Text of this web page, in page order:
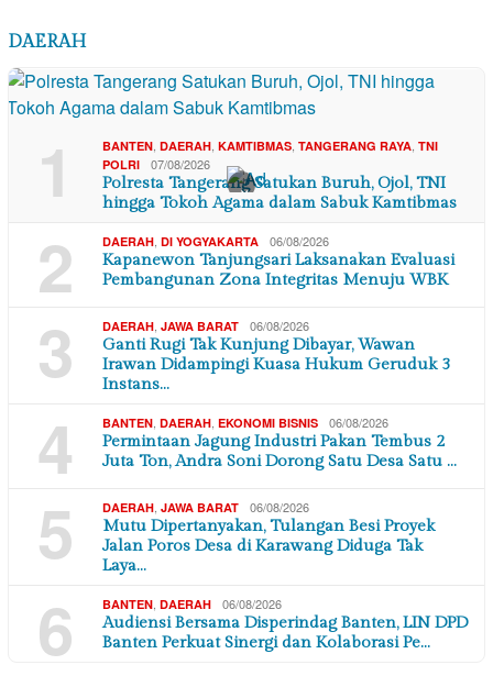
DAERAH
1 BANTEN DAERAH KAMTIBMAS TANGERANG RAYA TNI
POLRI
07/08/2026
Polresta Tangerang Satukan Buruh, Ojol, TNI
hingga Tokoh Agama dalam Sabuk Kamtibmas
2 DAERAH DI YOGYAKARTA 06/08/2026
Kapanewon Tanjungsari Laksanakan Evaluasi
Pembangunan Zona Integritas Menuju WBK
3 DAERAH JAWA BARAT 06/08/2026
Ganti Rugi Tak Kunjung Dibayar, Wawan
Irawan Didampingi Kuasa Hukum Geruduk 3
Instans…
4 BANTEN DAERAH EKONOMI BISNIS 06/08/2026
Permintaan Jagung Industri Pakan Tembus 2
Juta Ton, Andra Soni Dorong Satu Desa Satu …
5 DAERAH JAWA BARAT 06/08/2026
Mutu Dipertanyakan, Tulangan Besi Proyek
Jalan Poros Desa di Karawang Diduga Tak
Laya…
6 BANTEN DAERAH 06/08/2026
Audiensi Bersama Disperindag Banten, LIN DPD
Banten Perkuat Sinergi dan Kolaborasi Pe…
×